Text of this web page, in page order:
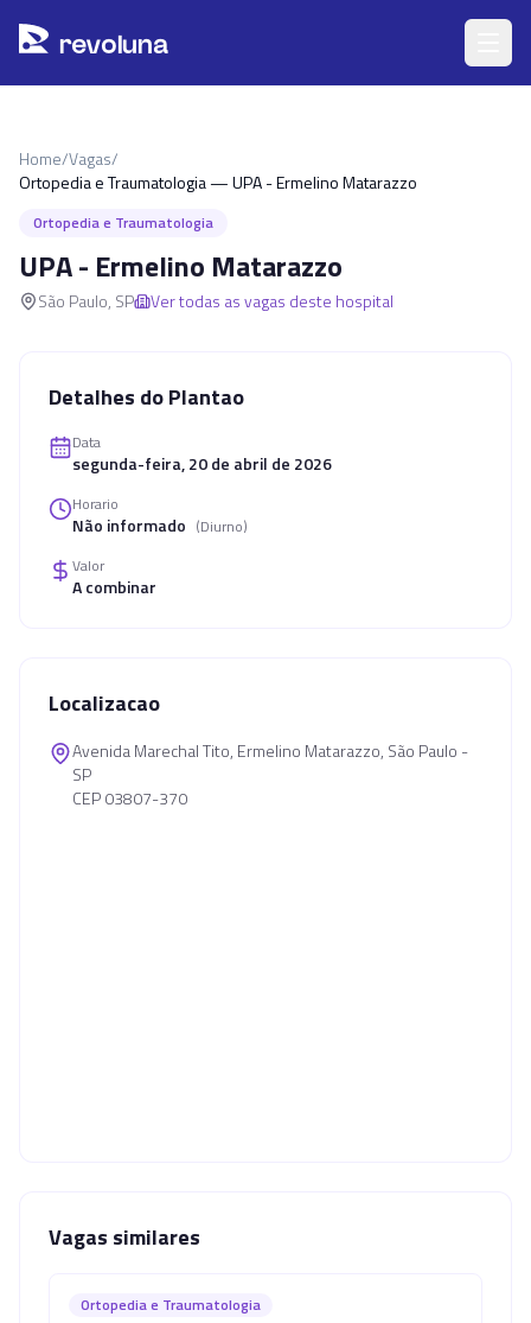
revoluna
Home/Vagas/
Ortopedia e Traumatologia — UPA - Ermelino Matarazzo
Ortopedia e Traumatologia
UPA - Ermelino Matarazzo
São Paulo, SP Ver todas as vagas deste hospital
Detalhes do Plantao
Data
segunda-feira, 20 de abril de 2026
Horario
Não informado (Diurno)
Valor
A combinar
Localizacao
Avenida Marechal Tito, Ermelino Matarazzo, São Paulo -
SP
CEP 03807-370
Vagas similares
Ortopedia e Traumatologia